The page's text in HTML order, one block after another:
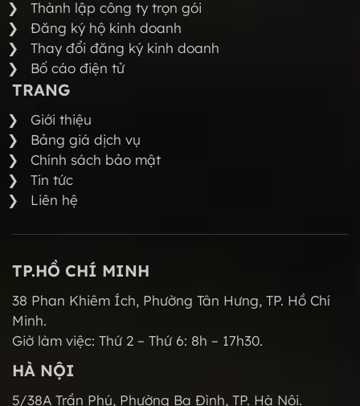
Thành lập công ty trọn gói
Đăng ký hộ kinh doanh
Thay đổi đăng ký kinh doanh
Bố cáo điện tử
TRANG
Giới thiệu
Bảng giá dịch vụ
Chính sách bảo mật
Tin tức
Liên hệ
TP.HỒ CHÍ MINH
38 Phan Khiêm Ích, Phường Tân Hưng, TP. Hồ Chí
Minh.
Giờ làm việc: Thứ 2 – Thứ 6: 8h – 17h30.
HÀ NỘI
5/38A Trần Phú, Phường Ba Đình, TP. Hà Nội.